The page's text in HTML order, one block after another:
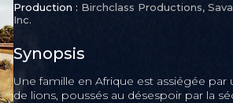
Production : Birchclass Productions,
Inc.
Synopsis
Une famille en Afrique est assiégée
de lions, poussés au désespoir par la